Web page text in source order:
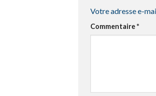
Votre adresse e-
Commentaire*